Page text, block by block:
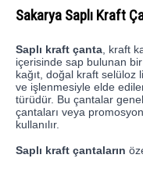
Sakarya Saplı Kraft
Saplı kraft çanta , kraft
içerisinde sap bulunan
kağıt, doğal kraft selüloz
ve işlenmesiyle elde
türüdür. Bu çantalar
çantaları veya
kullanılır.
Saplı kraft çantaların